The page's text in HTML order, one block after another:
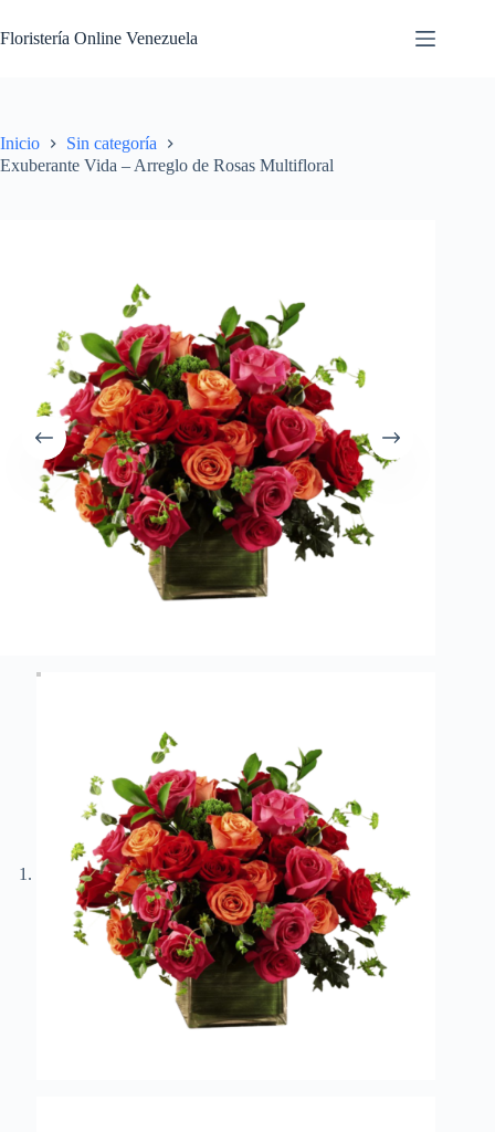
Floristería Online Venezuela
Inicio
Sin categoría
Exuberante Vida – Arreglo de Rosas Multifloral